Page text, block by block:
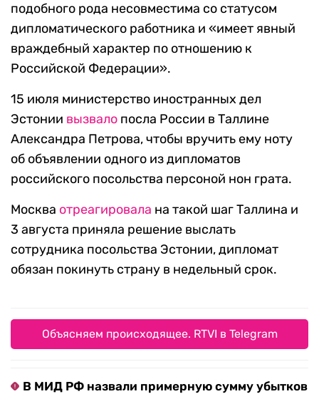
подобного рода несовместима со статусом
дипломатического работника и «имеет явный
враждебный характер по отношению к
Российской Федерации».
15 июля министерство иностранных дел
Эстонии вызвало посла России в Таллине
Александра Петрова, чтобы вручить ему ноту
об объявлении одного из дипломатов
российского посольства персоной нон грата.
Москва отреагировала на такой шаг Таллина и
3 августа приняла решение выслать
сотрудника посольства Эстонии, дипломат
обязан покинуть страну в недельный срок.
Объясняем происходящее. RTVI в Telegram
В МИД РФ назвали примерную сумму убытков